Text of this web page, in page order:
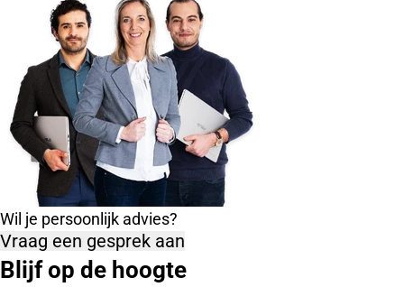
Wil je persoonlijk advies?
Vraag een gesprek aan
Blijf op de hoogte